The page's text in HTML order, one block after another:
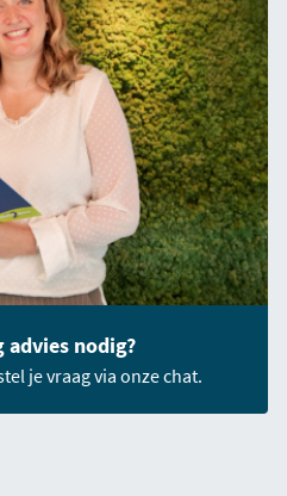
advies nodig?
je vraag via onze chat.